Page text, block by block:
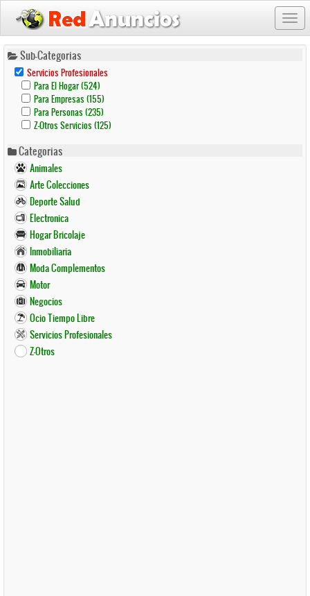
Pasar
contenido
principal
Sub-Categorias
Remove
Servicios
Profesionales
Filter
Servicios Profesionales
Apply
Para
El
Hogar
Filter
Para El Hogar (524)
Para
El
Hogar
Filter
Apply
Para
Empresas
Filter
Para Empresas (155)
Filter
Apply
Para
Personas
Para Personas (235)
Para
Personas
Apply
Z-
Servicios
Filter
Z-Otros Servicios (125)
Categorias
Animales
Arte Colecciones
Deporte Salud
Electronica
Hogar Bricolaje
Inmobiliaria
Moda Complementos
Motor
Negocios
Ocio Tiempo Libre
Servicios Profesionales
Z-Otros